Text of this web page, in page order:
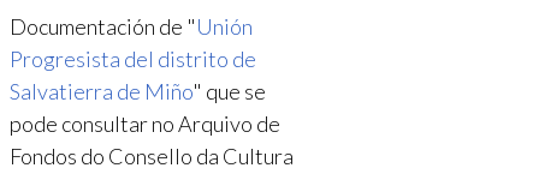
Documentación de "Unión
Progresista del distrito de
Salvatierra de Miño" que se
pode consultar no Arquivo de
Fondos do Consello da Cultura